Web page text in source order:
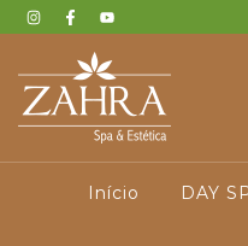
I ENVIO IMEDIATO (GRÁTIS)
Início DAY